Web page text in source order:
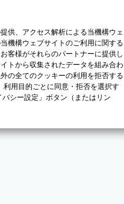
供、アクセス解析による当機構ウェ
機構ウェブサイトのご利用に関する
客様がそれらのパートナーに提供し
トから収集されたデータを組み合わ
の全てのクッキーの利用を拒否する
用目的ごとに同意・拒否を選択す
シー設定」ボタン（またはリン